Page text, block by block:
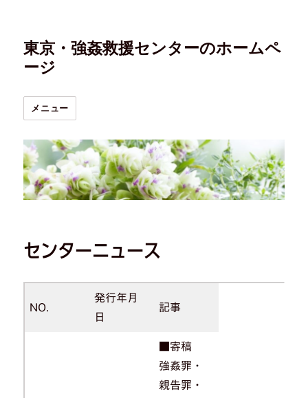
東京・強姦救援センターのホームペ
ージ
メニュー
センターニュース
NO.
発行年月
日
記事
■寄稿
強姦罪・
親告罪・